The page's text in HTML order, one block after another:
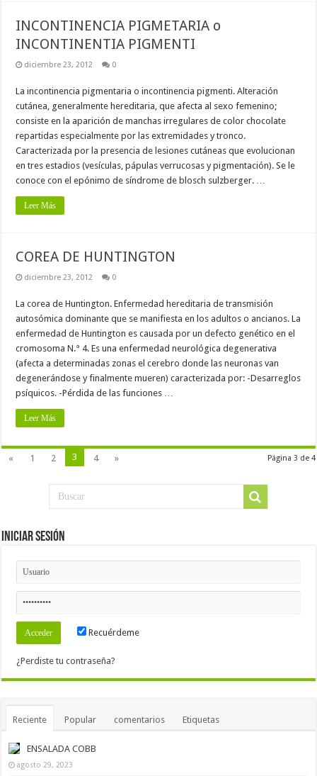
INCONTINENCIA PIGMETARIA o
INCONTINENTIA PIGMENTI
diciembre 23, 2012 0
La incontinencia pigmentaria o incontinencia pigmenti. Alteración
cutánea, generalmente hereditaria, que afecta al sexo femenino;
consiste en la aparición de manchas irregulares de color chocolate
repartidas especialmente por las extremidades y tronco.
Caracterizada por la presencia de lesiones cutáneas que evolucionan
en tres estadios (vesículas, pápulas verrucosas y pigmentación). Se le
conoce con el epónimo de síndrome de blosch sulzberger. …
Leer Más
COREA DE HUNTINGTON
diciembre 23, 2012 0
La corea de Huntington. Enfermedad hereditaria de transmisión
autosómica dominante que se manifiesta en los adultos o ancianos. La
enfermedad de Huntington es causada por un defecto genético en el
cromosoma N.° 4. Es una enfermedad neurológica degenerativa
(afecta a determinadas zonas el cerebro donde las neuronas van
degenerándose y finalmente mueren) caracterizada por: -Desarreglos
psíquicos. -Pérdida de las funciones …
Leer Más
Página 3 de 4
« 1 2 3 4 »
Iniciar Sesión
Recuérdeme
¿Perdiste tu contraseña?
Reciente Popular comentarios Etiquetas
ENSALADA COBB
agosto 29, 2023